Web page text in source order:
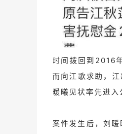
时间拨回到2016
而向江歌求助，
暖曦见状率先进
案件发生后，刘